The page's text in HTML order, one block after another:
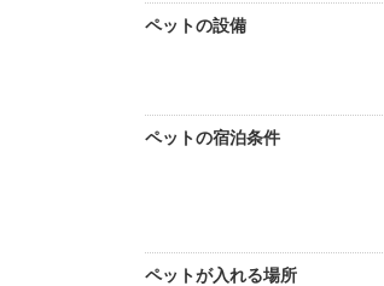
ペットの設備
ペットの宿泊条件
ペットが入れる場所